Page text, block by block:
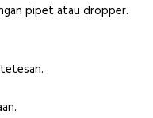
pipet atau dropper.